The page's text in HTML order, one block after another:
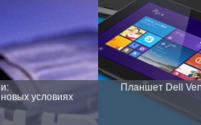
условиях
Планшет Dell